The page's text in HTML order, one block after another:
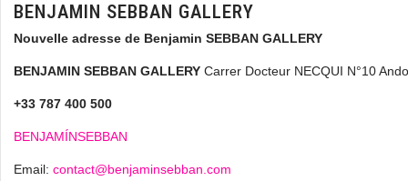
BENJAMIN SEBBAN GALLERY
Nouvelle adresse de Benjamin SEBBAN GALLERY
BENJAMIN SEBBAN GALLERY Carrer Docteur NECQUI N°10
+33 787 400 500
BENJAMÍNSEBBAN
Email: contact@benjaminsebban.com